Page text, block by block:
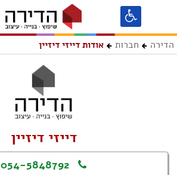
הדירה חברות אודות דייזי דיזיין
דייזי דיזיין
054-5848792